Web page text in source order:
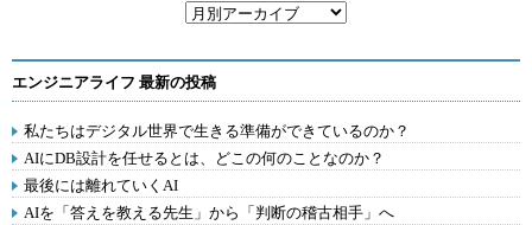
エンジニアライフ 最新の投稿
私たちはデジタル世界で生きる準備ができているのか？
AIにDB設計を任せるとは、どこの何のことなのか？
最後には離れていくAI
AIを「答えを教える先生」から「判断の稽古相手」へ